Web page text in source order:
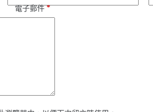
電子郵件*